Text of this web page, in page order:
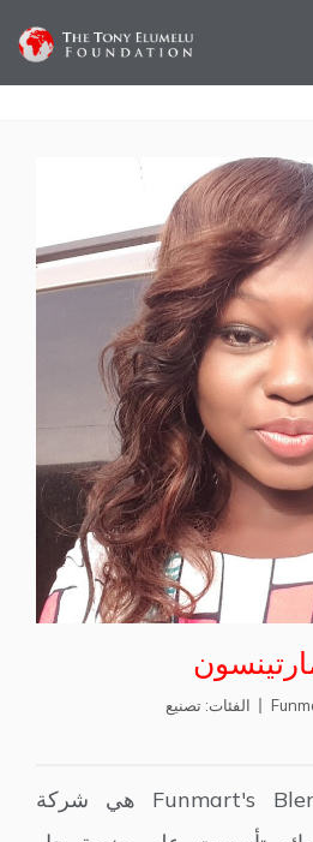
الفئات: تصنيع
Funmart's Blends and Desserts هي شركة